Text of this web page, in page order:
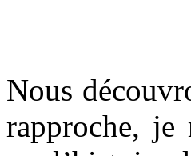
Nous
rapproche, je